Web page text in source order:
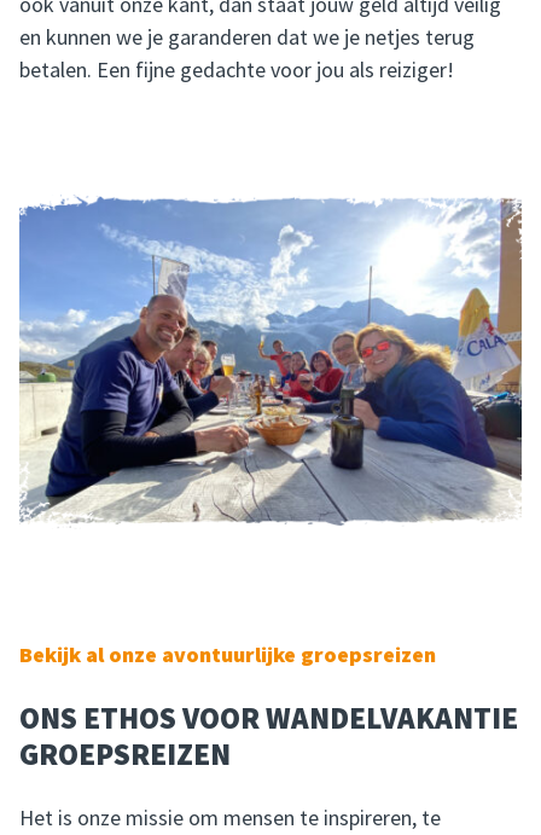
en kunnen we je garanderen dat we je netjes terug
betalen. Een fijne gedachte voor jou als reiziger!
Bekijk al onze avontuurlijke groepsreizen
ONS ETHOS VOOR WANDELVAKANTIE
GROEPSREIZEN
Het is onze missie om mensen te inspireren, te